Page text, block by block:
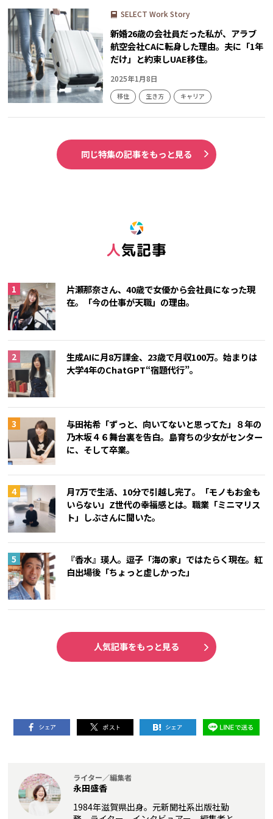
SELECT Work Story
新婚26歳の会社員だった私が、アラブ
航空会社CAに転身した理由。夫に「1年
だけ」と約束しUAE移住。
2025年1月8日
移住 生き方 キャリア
同じ特集の記事をもっと見る
人気記事
片瀬那奈さん、40歳で女優から会社員になった現
在。「今の仕事が天職」の理由。
生成AIに月8万課金、23歳で月収100万。始まりは
大学4年のChatGPT“宿題代行”。
与田祐希「ずっと、向いてないと思ってた」８年の
乃木坂４６舞台裏を告白。島育ちの少女がセンター
に、そして卒業。
月7万で生活、10分で引越し完了。「モノもお金も
いらない」Z世代の幸福感とは。職業「ミニマリス
ト」しぶさんに聞いた。
『香水』瑛人。逗子「海の家」ではたらく現在。紅
白出場後「ちょっと虚しかった」
人気記事をもっと見る
ライター／編集者
永田盛香
1984年滋賀県出身。元新聞社系出版社勤